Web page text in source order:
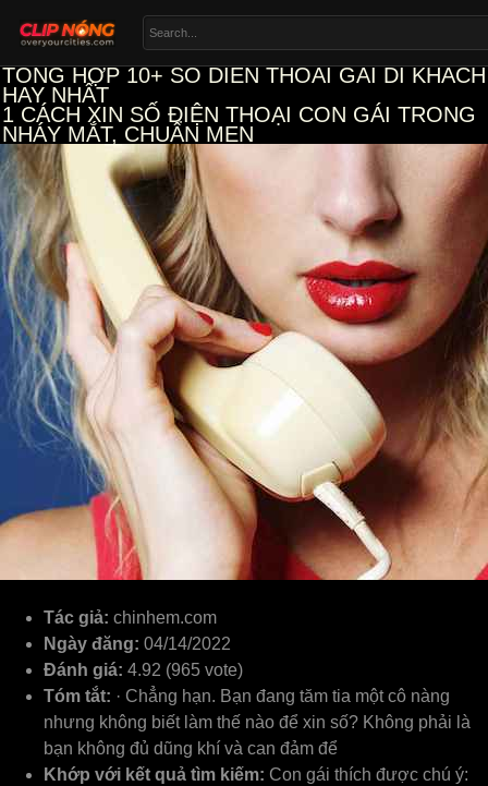
TỔNG HỢP 10+ SO DIEN THOAI GAI DI KHACH
HAY NHẤT
1 CÁCH XIN SỐ ĐIỆN THOẠI CON GÁI TRONG
NHÁY MẮT, CHUẨN MEN
Tác giả: chinhem.com
Ngày đăng: 04/14/2022
Đánh giá: 4.92 (965 vote)
Tóm tắt: · Chẳng hạn. Bạn đang tăm tia một cô nàng
nhưng không biết làm thế nào để xin số? Không phải là
bạn không đủ dũng khí và can đảm để
Khớp với kết quả tìm kiếm: Con gái thích được chú ý: